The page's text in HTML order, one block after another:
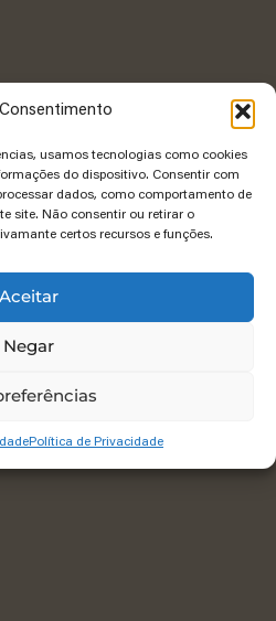
usamos tecnologias como cookies
do dispositivo. Consentir com
dados, como comportamento de
site. Não consentir ou retirar o
certos recursos e funções.
Aceitar
Negar
Política de Privacidade